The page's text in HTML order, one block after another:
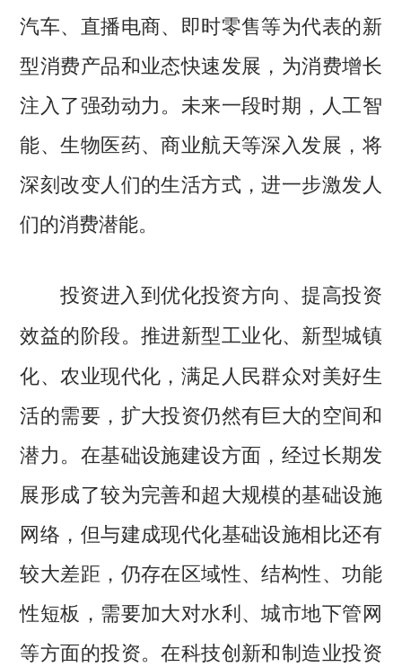
汽车、直播电商、即时零售等为代表的新
型消费产品和业态快速发展，为消费增长
注入了强劲动力。未来一段时期，人工智
能、生物医药、商业航天等深入发展，将
深刻改变人们的生活方式，进一步激发人
们的消费潜能。
投资进入到优化投资方向、提高投资
效益的阶段。 推进新型工业化、新型城镇
化、农业现代化，满足人民群众对美好生
活的需要，扩大投资仍然有巨大的空间和
潜力。在基础设施建设方面，经过长期发
展形成了较为完善和超大规模的基础设施
网络，但与建成现代化基础设施相比还有
较大差距，仍存在区域性、结构性、功能
性短板，需要加大对水利、城市地下管网
等方面的投资。在科技创新和制造业投资